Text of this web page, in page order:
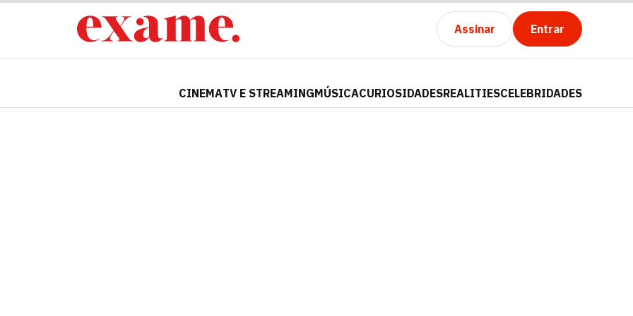
Assinar Entrar
CINEMATV E STREAMINGMÚSICACURIOSIDADESREALITIESCELEBRIDADES